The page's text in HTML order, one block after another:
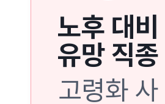
노후 대비
유망 직종
고령화 사